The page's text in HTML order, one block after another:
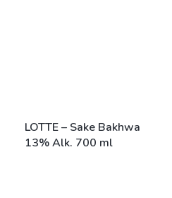
LOTTE – Sake Bakhwa
13% Alk. 700 ml